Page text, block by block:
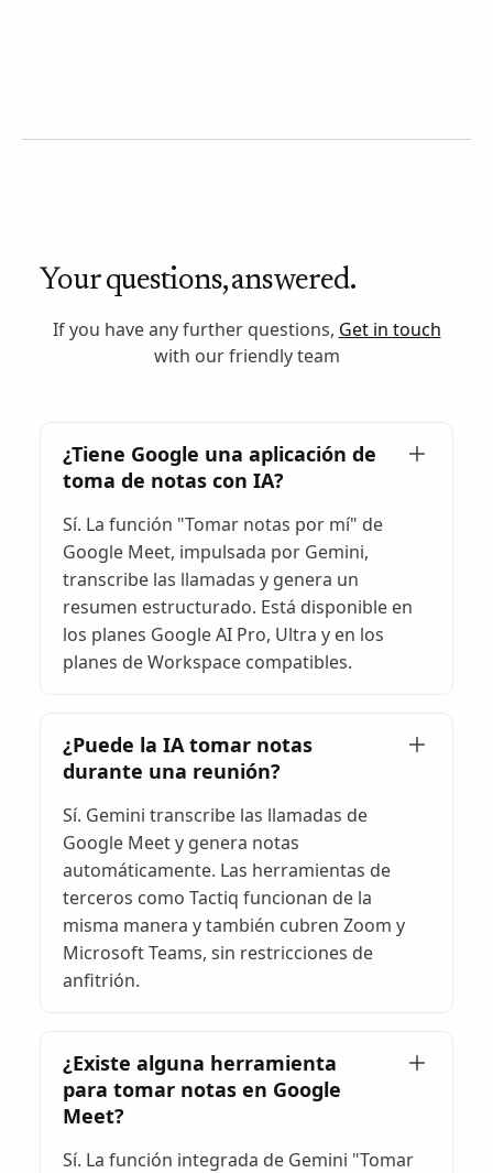
Your questions, answered.
If you have any further questions, Get in touch
with our friendly team
¿Tiene Google una aplicación de
toma de notas con IA?
Sí. La función "Tomar notas por mí" de
Google Meet, impulsada por Gemini,
transcribe las llamadas y genera un
resumen estructurado. Está disponible en
los planes Google AI Pro, Ultra y en los
planes de Workspace compatibles.
¿Puede la IA tomar notas
durante una reunión?
Sí. Gemini transcribe las llamadas de
Google Meet y genera notas
automáticamente. Las herramientas de
terceros como Tactiq funcionan de la
misma manera y también cubren Zoom y
Microsoft Teams, sin restricciones de
anfitrión.
¿Existe alguna herramienta
para tomar notas en Google
Meet?
Sí. La función integrada de Gemini "Tomar